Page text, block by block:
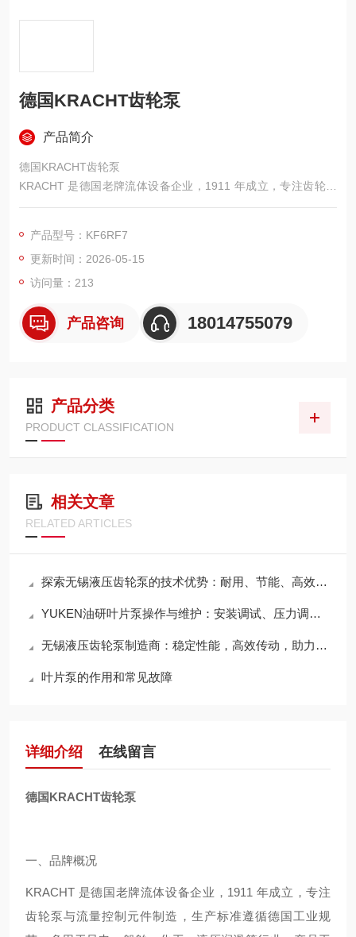
德国KRACHT齿轮泵
产品简介
德国KRACHT齿轮泵
KRACHT 是德国老牌流体设备企业，1911 年成立，专注齿轮泵
与流量控制元件制造，生产标准遵循德国工业规范，多用于风
强。
产品型号：KF6RF7
更新时间：2026-05-15
访问量：213
产品咨询 18014755079
产品分类
PRODUCT CLASSIFICATION
相关文章
RELATED ARTICLES
探索无锡液压齿轮泵的技术优势：耐用、节能、高效，领行业新标准
YUKEN油研叶片泵操作与维护：安装调试、压力调节与日常检查
无锡液压齿轮泵制造商：稳定性能，高效传动，助力工业升级
叶片泵的作用和常见故障
详细介绍 在线留言
德国KRACHT齿轮泵
一、品牌概况
KRACHT 是德国老牌流体设备企业，1911 年成立，专注
齿轮泵与流量控制元件制造，生产标准遵循德国工业规